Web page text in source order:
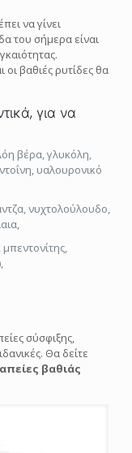
να γίνει
του σήμερα είναι
οι βαθιές ρυτίδες θα
για να
βέρα, γλυκόλη,
υαλουρονικό
νυχτολούλουδο,
σύσφιξης,
Θα δείτε
βαθιάς